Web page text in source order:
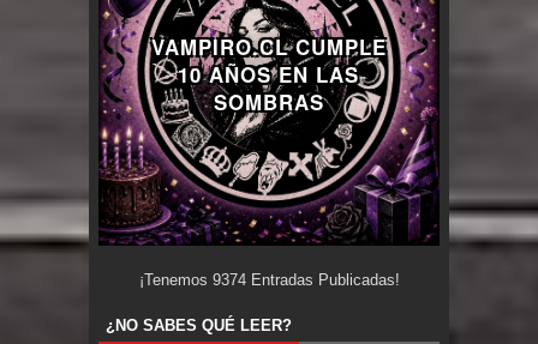
VAMPIRO.CL CUMPLE
10 AÑOS EN LAS
SOMBRAS
¡Tenemos 9374Entradas Publicadas!
¿NO SABES QUÉ LEER?